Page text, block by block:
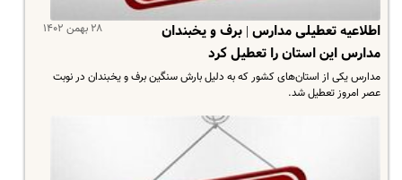
۲۸ بهمن ۱۴۰۲
اطلاعیه تعطیلی مدارس | برف و یخبندان
مدارس این استان را تعطیل کرد
مدارس یکی از استان‌های کشور که به دلیل بارش سنگین برف و یخبندان در نوبت
عصر امروز تعطیل شد.